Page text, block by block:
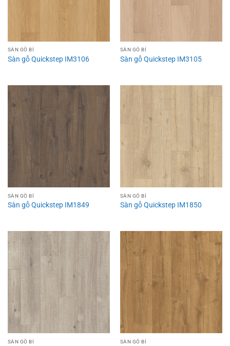
SÀN GỖ BỈ
Sàn gỗ Quickstep IM3106
SÀN GỖ BỈ
Sàn gỗ Quickstep IM3105
SÀN GỖ BỈ
Sàn gỗ Quickstep IM1849
SÀN GỖ BỈ
Sàn gỗ Quickstep IM1850
SÀN GỖ BỈ SÀN GỖ BỈ